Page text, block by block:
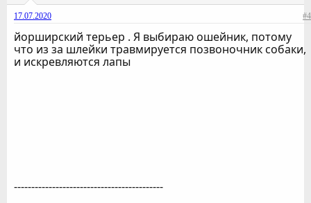
17.07.2020 #4
йорширский терьер . Я выбираю ошейник, потому
что из за шлейки травмируется позвоночник собаки,
и искревляются лапы
-------------------------------------------